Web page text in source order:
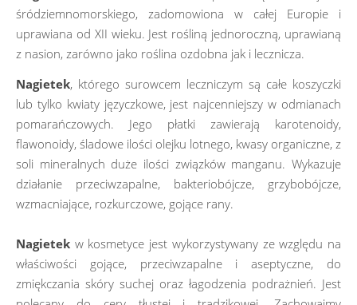
śródziemnomorskiego, zadomowiona w całej Europie i
uprawiana od XII wieku. Jest rośliną jednoroczną, uprawianą
z nasion, zarówno jako roślina ozdobna jak i lecznicza.
Nagietek, którego surowcem leczniczym są całe koszyczki
lub tylko kwiaty języczkowe, jest najcenniejszy w odmianach
pomarańczowych. Jego płatki zawierają karotenoidy,
flawonoidy, śladowe ilości olejku lotnego, kwasy organiczne, z
soli mineralnych duże ilości związków manganu. Wykazuje
działanie przeciwzapalne, bakteriobójcze, grzybobójcze,
wzmacniające, rozkurczowe, gojące rany.
Nagietek w kosmetyce jest wykorzystywany ze względu na
właściwości gojące, przeciwzapalne i aseptyczne, do
zmiękczania skóry suchej oraz łagodzenia podrażnień. Jest